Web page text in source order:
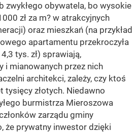
zwykłego obywatela, bo wysokie
zł za m? w atrakcyjnych
oraz mieszkań (na przykład
apartamentu przekroczyła
tys. zł) sprawiają,
i mianowanych przez nich
architekci, zależy, czy ktoś
tysięcy złotych. Niedawno
burmistrza Mieroszowa
zarządu gminy
że prywatny inwestor dzięki